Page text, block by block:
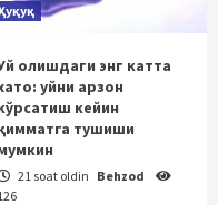
олишдаги энг катта
уйни арзон
кейин
тушиши
21 soat oldin Behzod